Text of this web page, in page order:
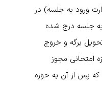
ورود به جلسه) در
جلسه درج شده
برگه و خروج
امتحانی مجوز
که پس از آن به حوزه